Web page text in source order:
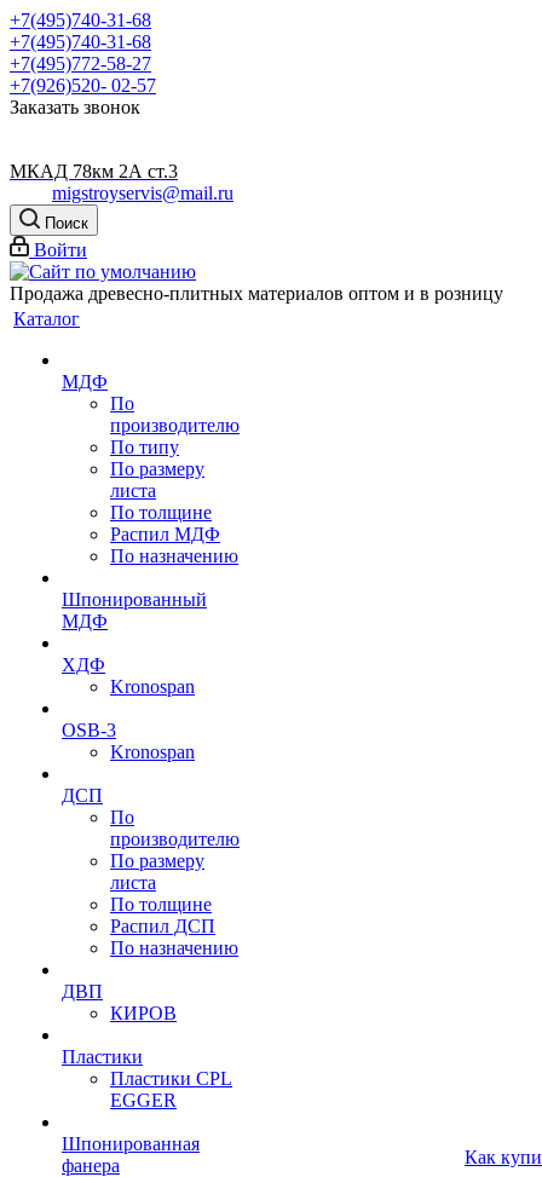
+7(495)740-31-68
+7(495)740-31-68
+7(495)772-58-27
+7(926)520- 02-57
Заказать звонок
МКАД 78км 2А ст.3
migstroyservis@mail.ru
Поиск
Войти
Продажа древесно-плитных материалов оптом и в розницу
Каталог
МДФ
По
производителю
По типу
По размеру
листа
По толщине
Распил МДФ
По назначению
Шпонированный
МДФ
ХДФ
Kronospan
OSB-3
Kronospan
ДСП
По
производителю
По размеру
листа
По толщине
Распил ДСП
По назначению
ДВП
КИРОВ
Пластики
Пластики CPL
EGGER
Шпонированная
фанера
Как